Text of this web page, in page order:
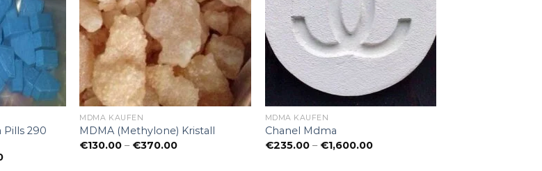
Pills 290
Preisspanne:
MDMA KAUFEN​
MDMA (Methylone) Kristall
€130.00 – €370.00Preisspanne:
MDMA KAUFEN​
Chanel Mdma
€235.00 – €1,600.00Preisspanne: